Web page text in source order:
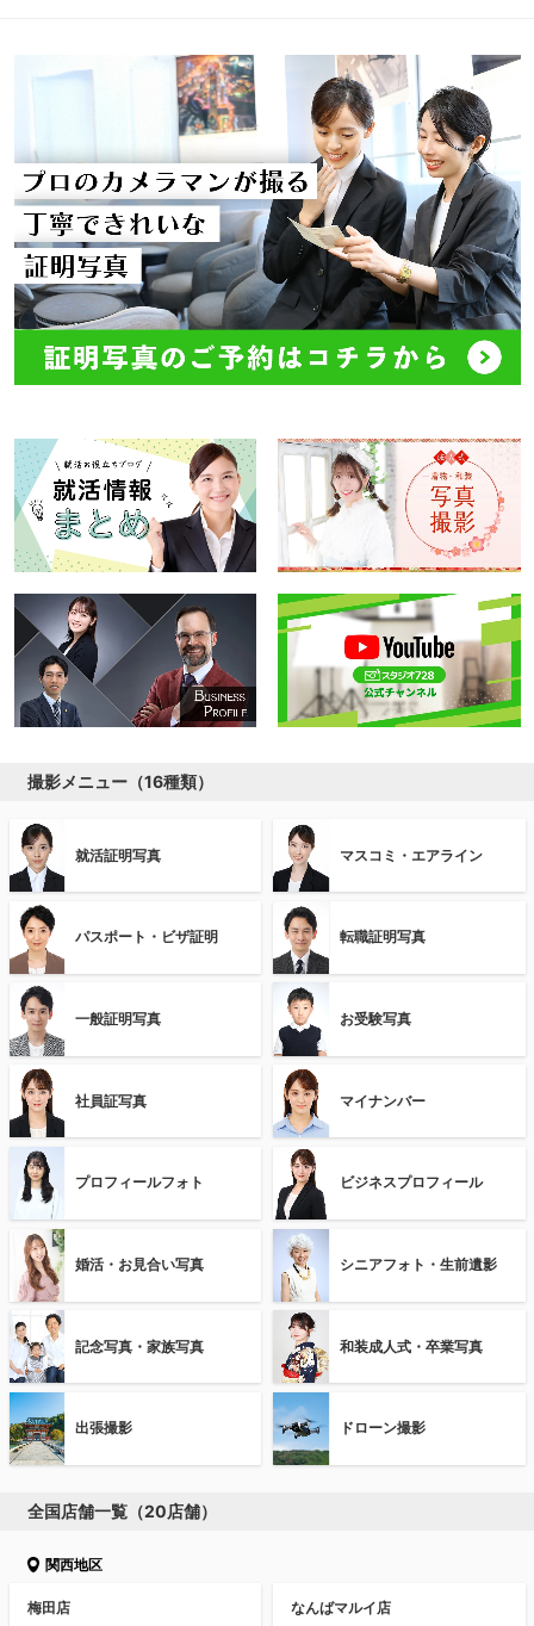
撮影メニュー（16種類）
就活証明写真 マスコミ・エアライン
パスポート・ビザ証明 転職証明写真
一般証明写真 お受験写真
社員証写真 マイナンバー
プロフィールフォト ビジネスプロフィール
婚活・お見合い写真 シニアフォト・生前遺影
記念写真・家族写真 和装成人式・卒業写真
出張撮影 ドローン撮影
全国店舗一覧（20店舗）
関西地区
梅田店 なんばマルイ店